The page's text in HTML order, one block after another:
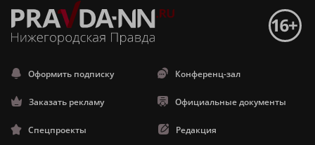
Оформить подписку Конференц-зал
Заказать рекламу Официальные документы
Спецпроекты Редакция